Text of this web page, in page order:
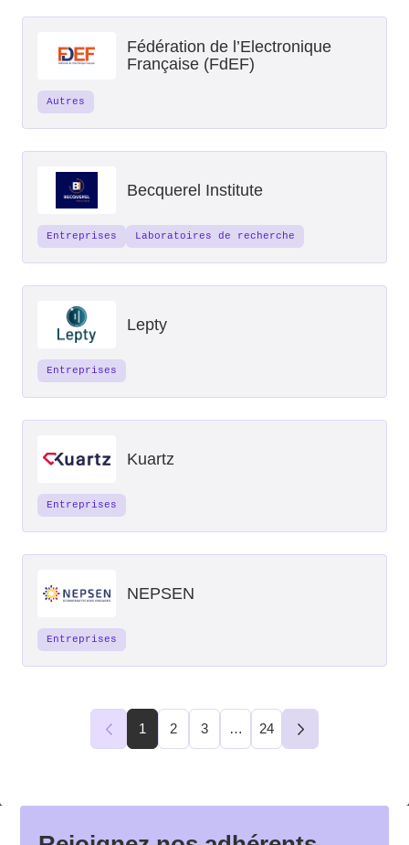
Fédération de l’Electronique
Française (FdEF)
Autres
Becquerel Institute
Entreprises Laboratoires de recherche
Lepty
Entreprises
Kuartz
Entreprises
NEPSEN
Entreprises
Suivant
1 2 3 … 24
Suivant